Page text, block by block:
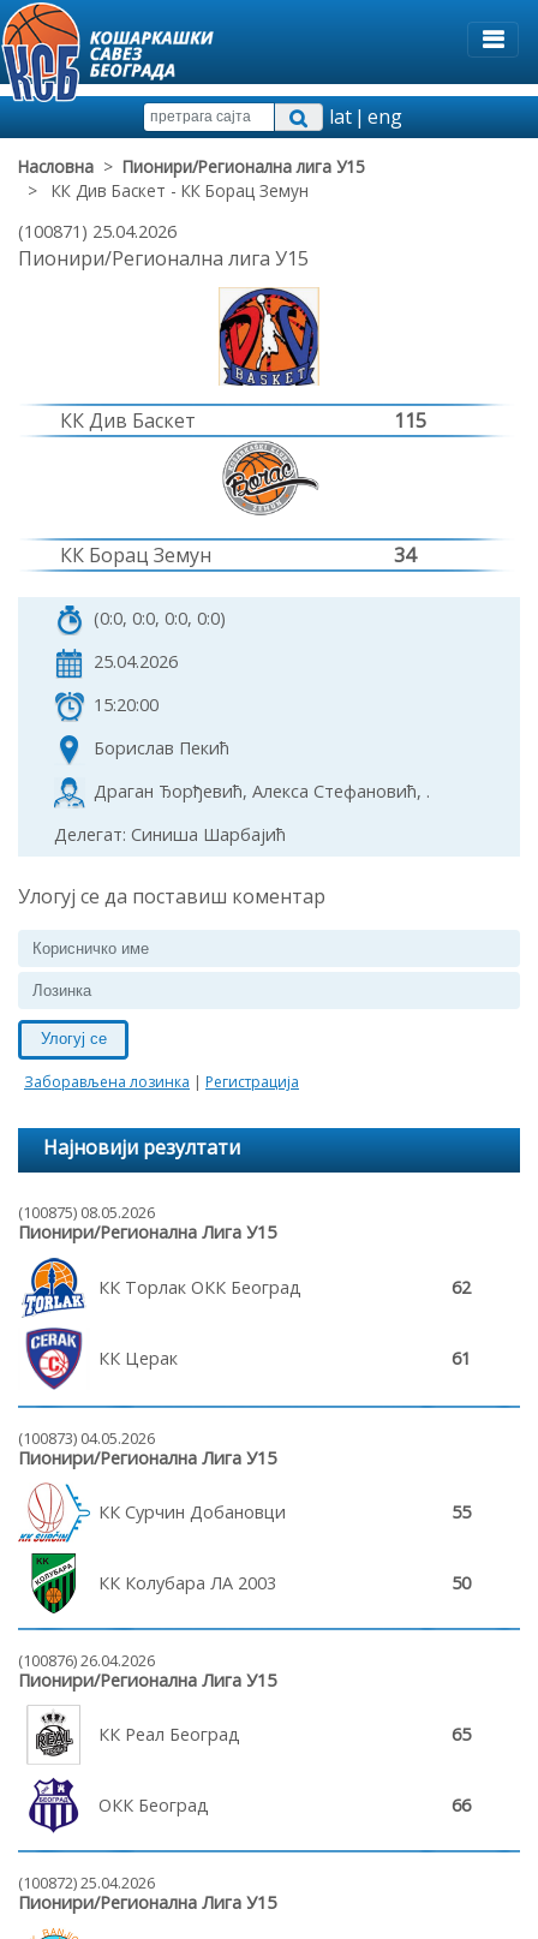
lat|eng
Насловна > Пионири/Регионална лига У15
> КК Див Баскет - КК Борац Земун
(100871) 25.04.2026
Пионири/Регионална лига У15
КК Див Баскет 115
КК Борац Земун 34
(0:0, 0:0, 0:0, 0:0)
25.04.2026
15:20:00
Борислав Пекић
Драган Ђорђевић, Алекса Стефановић, .
Делегат: Синиша Шарбајић
Улогуј се да поставиш коментар
Улогуј се
Заборављена лозинка | Регистрација
Најновији резултати
(100875) 08.05.2026
Пионири/Регионална Лига У15
КК Торлак ОКК Београд 62
КК Церак 61
(100873) 04.05.2026
Пионири/Регионална Лига У15
КК Сурчин Добановци 55
КК Колубара ЛА 2003 50
(100876) 26.04.2026
Пионири/Регионална Лига У15
КК Реал Београд 65
ОКК Београд 66
(100872) 25.04.2026
Пионири/Регионална Лига У15